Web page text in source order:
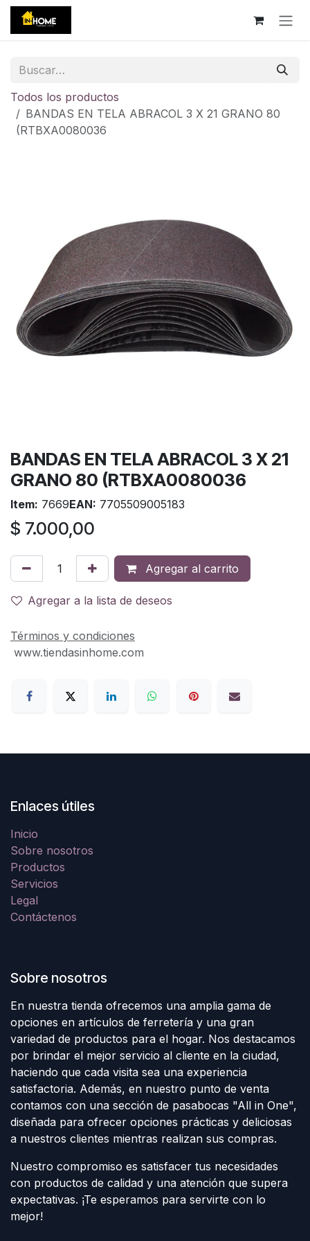
Ir al contenido
Todos los productos
BANDAS EN TELA ABRACOL 3 X 21 GRANO 80
(RTBXA0080036
BANDAS EN TELA ABRACOL 3 X 21
GRANO 80 (RTBXA0080036
Item: 7669EAN: 7705509005183
$ 7.000,00
Agregar al carrito
Agregar a la lista de deseos
Términos y condiciones
www.tiendasinhome.com
Enlaces útiles
Inicio
Sobre nosotros
Productos
Servicios
Legal
Contáctenos
Sobre nosotros
En nuestra tienda ofrecemos una amplia gama de
opciones en artículos de ferretería y una gran
variedad de productos para el hogar. Nos destacamos
por brindar el mejor servicio al cliente en la ciudad,
haciendo que cada visita sea una experiencia
satisfactoria. Además, en nuestro punto de venta
contamos con una sección de pasabocas "All in One",
diseñada para ofrecer opciones prácticas y deliciosas
a nuestros clientes mientras realizan sus compras.
Nuestro compromiso es satisfacer tus necesidades
con productos de calidad y una atención que supera
expectativas. ¡Te esperamos para servirte con lo
mejor!